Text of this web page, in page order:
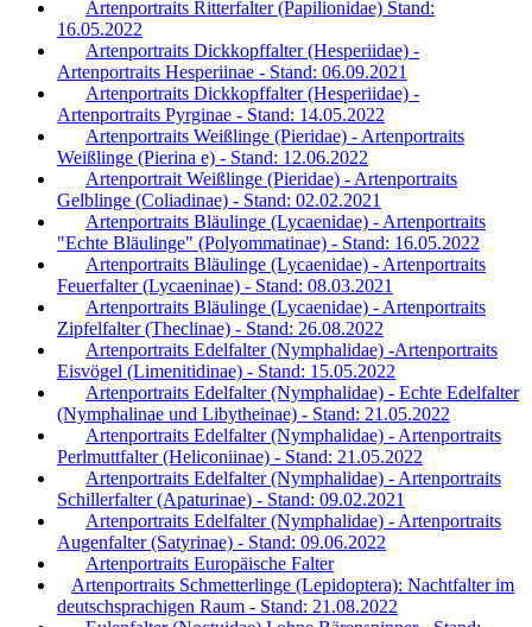
Artenportraits Ritterfalter (Papilionidae) Stand:
16.05.2022
Artenportraits Dickkopffalter (Hesperiidae) -
Artenportraits Hesperiinae - Stand: 06.09.2021
Artenportraits Dickkopffalter (Hesperiidae) -
Artenportraits Pyrginae - Stand: 14.05.2022
Artenportraits Weißlinge (Pieridae) - Artenportraits
Weißlinge (Pierina e) - Stand: 12.06.2022
Artenportrait Weißlinge (Pieridae) - Artenportraits
Gelblinge (Coliadinae) - Stand: 02.02.2021
Artenportraits Bläulinge (Lycaenidae) - Artenportraits
"Echte Bläulinge" (Polyommatinae) - Stand: 16.05.2022
Artenportraits Bläulinge (Lycaenidae) - Artenportraits
Feuerfalter (Lycaeninae) - Stand: 08.03.2021
Artenportraits Bläulinge (Lycaenidae) - Artenportraits
Zipfelfalter (Theclinae) - Stand: 26.08.2022
Artenportraits Edelfalter (Nymphalidae) -Artenportraits
Eisvögel (Limenitidinae) - Stand: 15.05.2022
Artenportraits Edelfalter (Nymphalidae) - Echte Edelfalter
(Nymphalinae und Libytheinae) - Stand: 21.05.2022
Artenportraits Edelfalter (Nymphalidae) - Artenportraits
Perlmuttfalter (Heliconiinae) - Stand: 21.05.2022
Artenportraits Edelfalter (Nymphalidae) - Artenportraits
Schillerfalter (Apaturinae) - Stand: 09.02.2021
Artenportraits Edelfalter (Nymphalidae) - Artenportraits
Augenfalter (Satyrinae) - Stand: 09.06.2022
Artenportraits Europäische Falter
Artenportraits Schmetterlinge (Lepidoptera): Nachtfalter im
deutschsprachigen Raum - Stand: 21.08.2022